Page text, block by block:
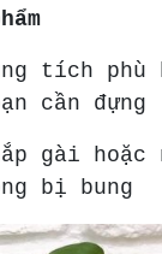
tích
cần đựng
gài hoặc
bị bung